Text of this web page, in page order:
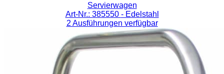
Servierwagen
Art-Nr.: 385550 - Edelstahl
2 Ausführungen verfügbar